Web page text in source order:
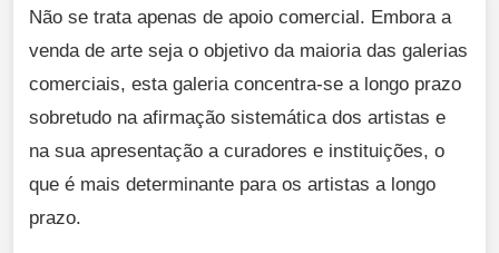
Não se trata apenas de apoio comercial. Embora a
venda de arte seja o objetivo da maioria das galerias
comerciais, esta galeria concentra-se a longo prazo
sobretudo na afirmação sistemática dos artistas e
na sua apresentação a curadores e instituições, o
que é mais determinante para os artistas a longo
prazo.